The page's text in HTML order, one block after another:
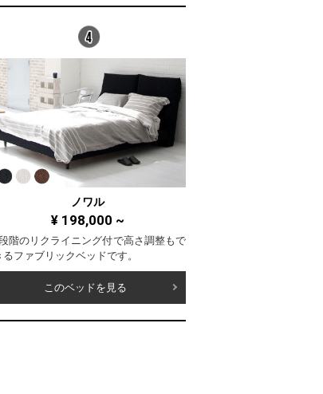
ノワル
¥ 198,000 ~
階のリクライニング付で高さ調整もで
るファブリックベッドです。
このベッドを見る